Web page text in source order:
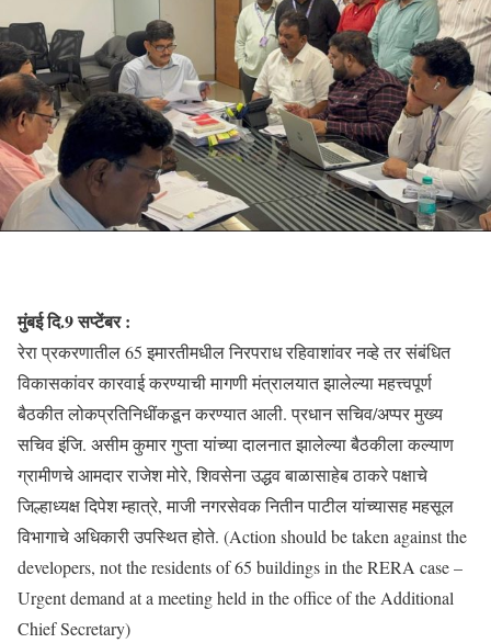
मुंबई दि.9 सप्टेंबर :
रेरा प्रकरणातील 65 इमारतीमधील निरपराध रहिवाशांवर नव्हे तर संबंधित
विकासकांवर कारवाई करण्याची मागणी मंत्रालयात झालेल्या महत्त्वपूर्ण
बैठकीत लोकप्रतिनिधींकडून करण्यात आली. प्रधान सचिव/अप्पर मुख्य
सचिव इंजि. असीम कुमार गुप्ता यांच्या दालनात झालेल्या बैठकीला कल्याण
ग्रामीणचे आमदार राजेश मोरे, शिवसेना उद्धव बाळासाहेब ठाकरे पक्षाचे
जिल्हाध्यक्ष दिपेश म्हात्रे, माजी नगरसेवक नितीन पाटील यांच्यासह महसूल
विभागाचे अधिकारी उपस्थित होते. (Action should be taken against the
developers, not the residents of 65 buildings in the RERA case –
Urgent demand at a meeting held in the office of the Additional
Chief Secretary)